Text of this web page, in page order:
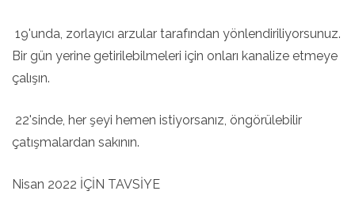
19'unda, zorlayıcı arzular tarafından yönlendiriliyorsunuz.
Bir gün yerine getirilebilmeleri için onları kanalize etmeye
çalışın.
22'sinde, her şeyi hemen istiyorsanız, öngörülebilir
çatışmalardan sakının.
Nisan 2022 İÇİN TAVSİYE